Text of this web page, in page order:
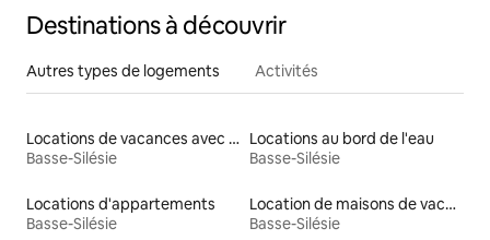
Destinations à découvrir
Autres types de logements Activités
Locations de vacances avec piscine
Basse-Silésie
Locations au bord de l'eau
Basse-Silésie
Locations d'appartements
Basse-Silésie
Location de maisons de vacances
Basse-Silésie